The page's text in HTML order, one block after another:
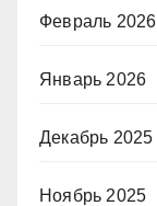
Февраль 2026
Январь 2026
Декабрь 2025
Ноябрь 2025